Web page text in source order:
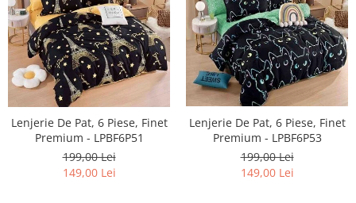
Lenjerie De Pat, 6 Piese, Finet
Premium - LPBF6P51
199,00 Lei
149,00 Lei
Lenjerie De Pat, 6 Piese, Finet
Premium - LPBF6P53
199,00 Lei
149,00 Lei